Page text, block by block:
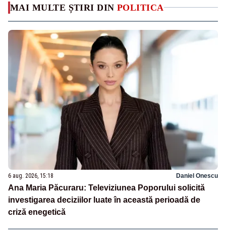
MAI MULTE ȘTIRI DIN POLITICA
6 aug. 2026, 15:18 Daniel Onescu
Ana Maria Păcuraru: Televiziunea Poporului solicită
investigarea deciziilor luate în această perioadă de
criză enegetică